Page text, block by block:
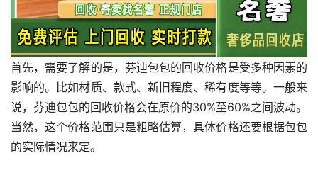
首先，需要了解的是，芬迪包包的回收价格是受多种因素的
影响的。比如材质、款式、新旧程度、稀有度等等。一般来
说，芬迪包包的回收价格会在原价的30%至60%之间波动。
当然，这个价格范围只是粗略估算，具体价格还要根据包包
的实际情况来定。